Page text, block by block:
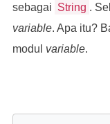
sebagai String .
variable. Apa itu?
modul variable.